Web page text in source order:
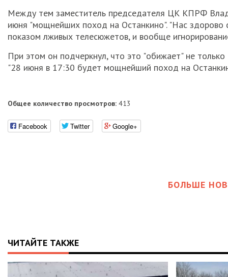
Между тем заместитель председателя ЦК КПРФ
июня "мощнейших поход на Останкино". "Нас здорово
показом лживых телесюжетов, и вообще
При этом он подчеркнул, что это "обижает" не
"28 июня в 17:30 будет мощнейший поход на
Общее количество просмотров: 413
Facebook Twitter Google+
БОЛЬШЕ
ЧИТАЙТЕ ТАКЖЕ